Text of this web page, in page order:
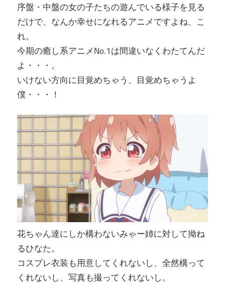
序盤・中盤の女の子たちの遊んでいる様子を見る
だけで、なんか幸せになれるアニメですよね、こ
れ。
今期の癒し系アニメNo.1は間違いなくわたてんだ
よ・・・。
いけない方向に目覚めちゃう、目覚めちゃうよ
僕・・・！
花ちゃん達にしか構わないみゃー姉に対して拗ね
るひなた。
コスプレ衣装も用意してくれないし、全然構って
くれないし、写真も撮ってくれないし。